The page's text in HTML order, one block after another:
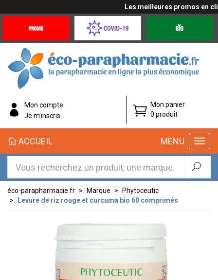
Les meilleures promos en
Offres
Coronavirus
éco-
parapharmacie.fr
éco-
parapharmacie.fr
Mon compte
Je m’inscris
Mon panier
0 produit
MENU
ACCUEIL
éco-parapharmacie.fr Marque
Phytoceutic
Levure de riz rouge et curcuma bio 60 comprimés